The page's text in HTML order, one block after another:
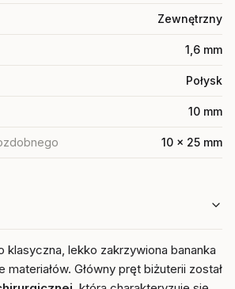
Zewnętrzny
1,6 mm
Połysk
10 mm
10 x 25 mm
klasyczna, lekko zakrzywiona bananka
materiałów. Główny pręt biżuterii został